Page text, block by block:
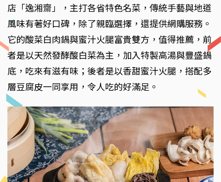
店「逸湘齋」，主打各省特色名菜，傳統手藝與地道
風味有著好口碑，除了親臨選擇，還提供網購服務。
它的酸菜白肉鍋與蜜汁火腿富貴雙方，值得推薦，前
者是以天然發酵酸白菜為主，加入特製高湯與豐盛鍋
底，吃來有滋有味；後者是以香甜蜜汁火腿，搭配多
層豆腐皮一同享用，令人吃的好滿足。